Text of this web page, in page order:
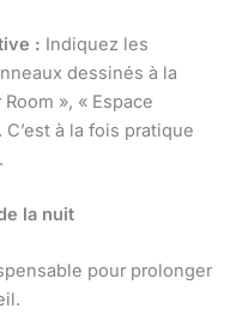
: Indiquez les
dessinés à la
», « Espace
à la fois pratique
la nuit
pour prolonger